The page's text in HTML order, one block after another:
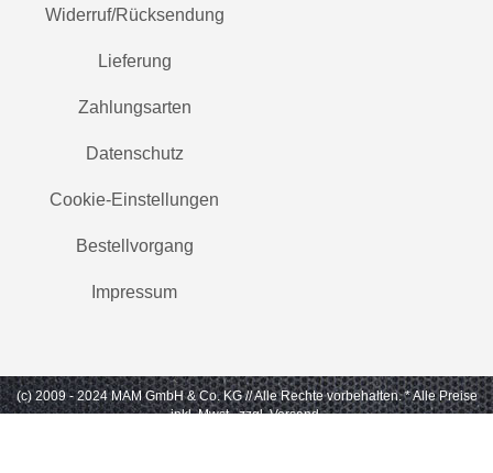
Widerruf/Rücksendung
Lieferung
Zahlungsarten
Datenschutz
Cookie-Einstellungen
Bestellvorgang
Impressum
(c) 2009 - 2024 MAM GmbH & Co. KG // Alle Rechte vorbehalten. * Alle Preise
inkl. Mwst., zzgl. Versand.